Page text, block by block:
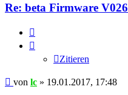
Re: beta Firmware
Zitieren
Beitrag
von lc » 19.01.2017, 17:48